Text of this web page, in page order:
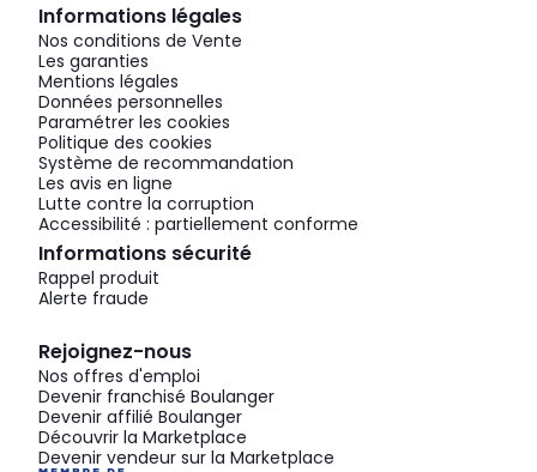
Informations légales
Nos conditions de Vente
Les garanties
Mentions légales
Données personnelles
Paramétrer les cookies
Politique des cookies
Système de recommandation
Les avis en ligne
Lutte contre la corruption
Accessibilité : partiellement conforme
Informations sécurité
Rappel produit
Alerte fraude
Rejoignez-nous
Nos offres d'emploi
Devenir franchisé Boulanger
Devenir affilié Boulanger
Découvrir la Marketplace
Devenir vendeur sur la Marketplace